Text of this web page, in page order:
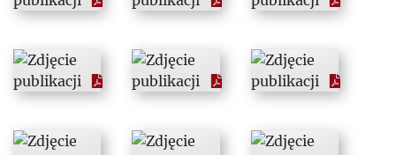
1963
1964